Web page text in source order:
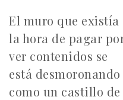
El muro que existía
la hora de pagar
ver contenidos se
está desmoronando
como un castillo de